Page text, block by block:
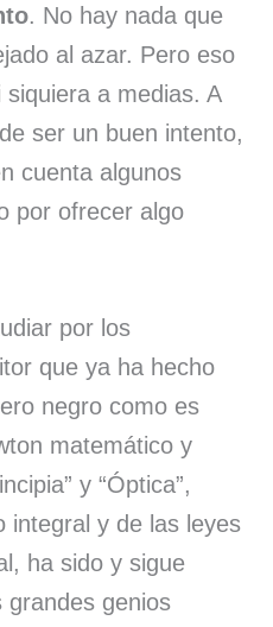
. No hay nada que
al azar. Pero eso
a medias. A
ser un buen intento,
cuenta algunos
por ofrecer algo
por los
que ya ha hecho
negro como es
matemático y
y “Óptica”,
integral y de las leyes
ha sido y sigue
grandes genios